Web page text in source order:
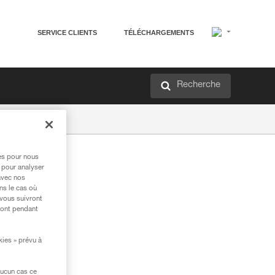
SERVICE CLIENTS TÉLÉCHARGEMENTS
Recherche
pour nous
analyser
nos
le cas où
suivront
pendant
» prévu à
cas ce